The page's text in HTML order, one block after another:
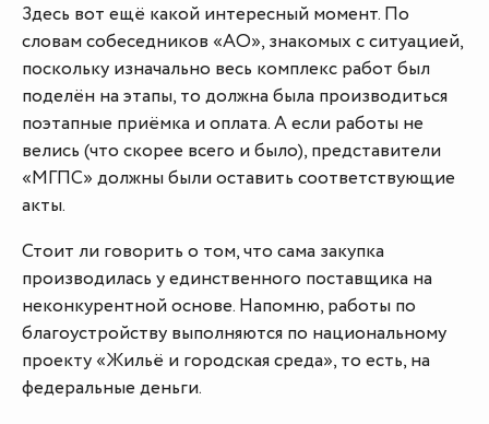
Здесь вот ещё какой интересный момент. По
словам собеседников «АО», знакомых с ситуацией,
поскольку изначально весь комплекс работ был
поделён на этапы, то должна была производиться
поэтапные приёмка и оплата. А если работы не
велись (что скорее всего и было), представители
«МГПС» должны были оставить соответствующие
акты.
Стоит ли говорить о том, что сама закупка
производилась у единственного поставщика на
неконкурентной основе. Напомню, работы по
благоустройству выполняются по национальному
проекту «Жильё и городская среда», то есть, на
федеральные деньги.